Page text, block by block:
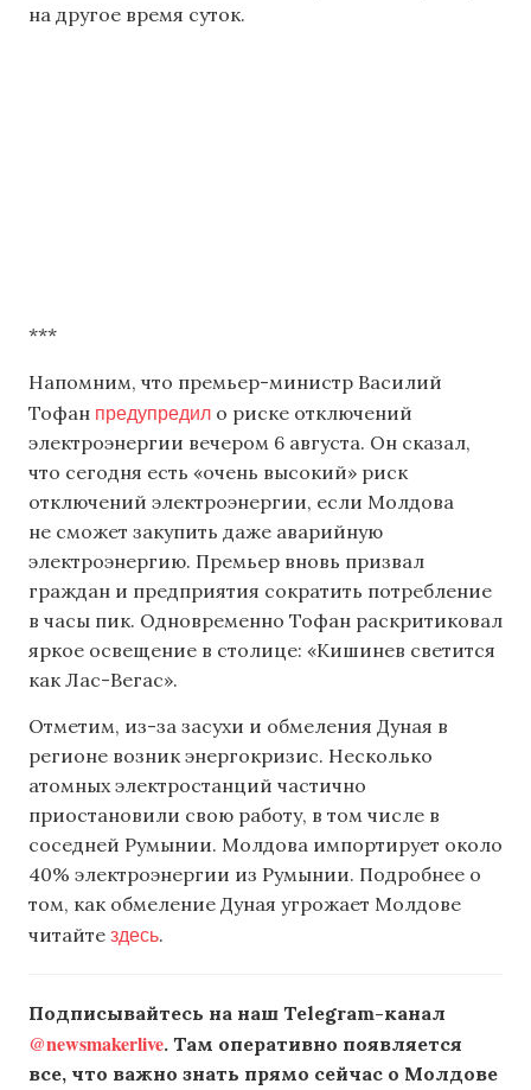
на другое время суток.
***
Напомним, что премьер-министр Василий
Тофан предупредил о риске отключений
электроэнергии вечером 6 августа. Он сказал,
что сегодня есть «очень высокий» риск
отключений электроэнергии, если Молдова
не сможет закупить даже аварийную
электроэнергию. Премьер вновь призвал
граждан и предприятия сократить потребление
в часы пик. Одновременно Тофан раскритиковал
яркое освещение в столице: «Кишинев светится
как Лас-Вегас».
Отметим, из-за засухи и обмеления Дуная в
регионе возник энергокризис. Несколько
атомных электростанций частично
приостановили свою работу, в том числе в
соседней Румынии. Молдова импортирует около
40% электроэнергии из Румынии. Подробнее о
том, как обмеление Дуная угрожает Молдове
читайте здесь.
Подписывайтесь на наш Telegram-канал
@newsmakerlive. Там оперативно появляется
все, что важно знать прямо сейчас о Молдове